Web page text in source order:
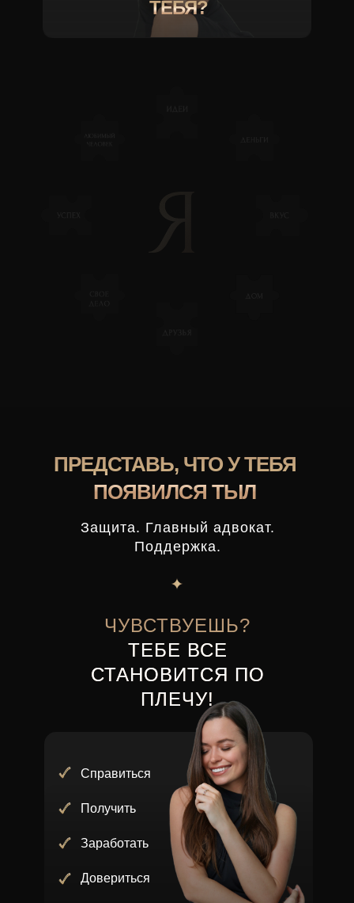
ТЕБЯ?
ЧУВСТВУЕШЬ?
ТЕБЕ ВСЕ
СТАНОВИТСЯ ПО
ПЛЕЧУ!
ПРЕДСТАВЬ, ЧТО У ТЕБЯ
ПОЯВИЛСЯ ТЫЛ
Справиться
Получить
Заработать
Довериться
Защита. Главный адвокат.
Поддержка.